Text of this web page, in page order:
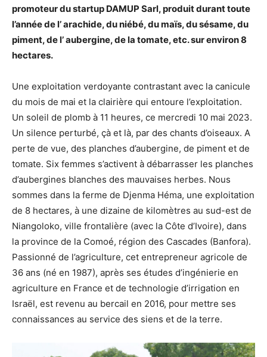
promoteur du startup DAMUP Sarl, produit durant toute
l’année de l’ arachide, du niébé, du maïs, du sésame, du
piment, de l’ aubergine, de la tomate, etc. sur environ 8
hectares.
Une exploitation verdoyante contrastant avec la canicule
du mois de mai et la clairière qui entoure l’exploitation.
Un soleil de plomb à 11 heures, ce mercredi 10 mai 2023.
Un silence perturbé, çà et là, par des chants d’oiseaux. A
perte de vue, des planches d’aubergine, de piment et de
tomate. Six femmes s’activent à débarrasser les planches
d’aubergines blanches des mauvaises herbes. Nous
sommes dans la ferme de Djenma Héma, une exploitation
de 8 hectares, à une dizaine de kilomètres au sud-est de
Niangoloko, ville frontalière (avec la Côte d’Ivoire), dans
la province de la Comoé, région des Cascades (Banfora).
Passionné de l’agriculture, cet entrepreneur agricole de
36 ans (né en 1987), après ses études d’ingénierie en
agriculture en France et de technologie d’irrigation en
Israël, est revenu au bercail en 2016, pour mettre ses
connaissances au service des siens et de la terre.